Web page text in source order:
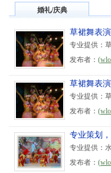
婚礼/庆典
草裙舞表
专业提供：
发布者： (
草裙舞表
专业提供：
发布者： (
专业策划
专业提供：
发布者： (